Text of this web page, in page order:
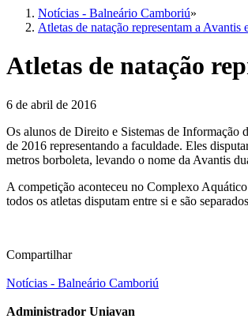
Notícias - Balneário Camboriú»
Atletas de natação representam a Avantis
Atletas de natação
6 de abril de 2016
Os alunos de Direito e Sistemas de Informação
de 2016 representando a faculdade. Eles
metros borboleta, levando o nome da Avantis
A competição aconteceu no Complexo
todos os atletas disputam entre si e são
Compartilhar
Notícias - Balneário Camboriú
Administrador Uniavan